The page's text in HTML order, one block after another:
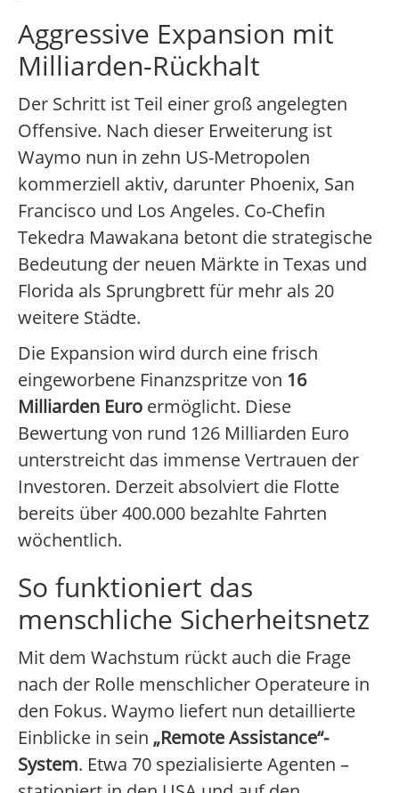
Aggressive Expansion mit
Milliarden-Rückhalt
Der Schritt ist Teil einer groß angelegten
Offensive. Nach dieser Erweiterung ist
Waymo nun in zehn US-Metropolen
kommerziell aktiv, darunter Phoenix, San
Francisco und Los Angeles. Co-Chefin
Tekedra Mawakana betont die strategische
Bedeutung der neuen Märkte in Texas und
Florida als Sprungbrett für mehr als 20
weitere Städte.
Die Expansion wird durch eine frisch
eingeworbene Finanzspritze von 16
Milliarden Euro ermöglicht. Diese
Bewertung von rund 126 Milliarden Euro
unterstreicht das immense Vertrauen der
Investoren. Derzeit absolviert die Flotte
bereits über 400.000 bezahlte Fahrten
wöchentlich.
So funktioniert das
menschliche Sicherheitsnetz
Mit dem Wachstum rückt auch die Frage
nach der Rolle menschlicher Operateure in
den Fokus. Waymo liefert nun detaillierte
Einblicke in sein „Remote Assistance“-
System. Etwa 70 spezialisierte Agenten –